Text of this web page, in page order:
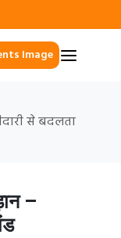
Events Image
से बदलता
–